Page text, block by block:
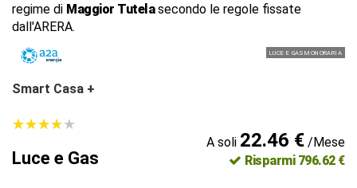
regime di Maggior Tutelasecondo le regole fissate
dall'ARERA.
LUCE E GAS MONORARIA
Smart Casa +
★★★★★
★★★★★
Luce e Gas
A soli 22.46 €/Mese
Risparmi 796.62 €